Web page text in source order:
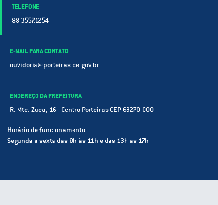
TELEFONE
88 3557.1254
E-MAIL PARA CONTATO
ouvidoria@porteiras.ce.gov.br
ENDEREÇO DA PREFEITURA
R. Mte. Zuca, 16 - Centro Porteiras CEP 63270-000
Horário de funcionamento:
Segunda a sexta das 8h às 11h e das 13h as 17h